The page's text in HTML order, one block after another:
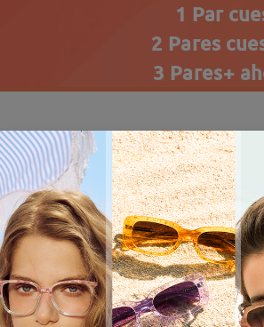
1 Par
2 Pares
3 Pares+
de Clientes(43)
Ancho de la montura: 127
Bisagra de resorte: No